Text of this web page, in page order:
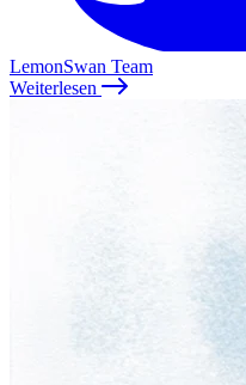
LemonSwan Team
Weiterlesen